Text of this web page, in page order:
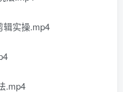
辑实操.mp4
.mp4